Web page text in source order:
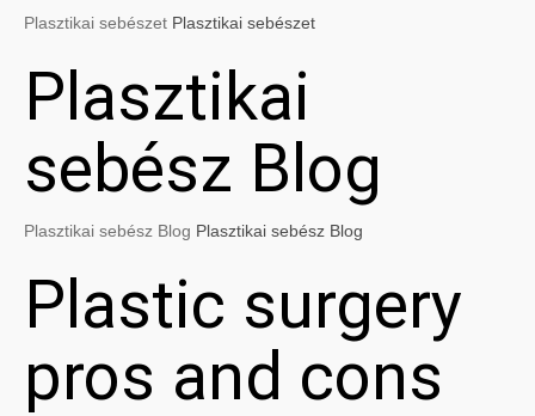
Plasztikai sebészet Plasztikai sebészet
Plasztikai
sebész Blog
Plasztikai sebész Blog Plasztikai sebész Blog
Plastic surgery
pros and cons